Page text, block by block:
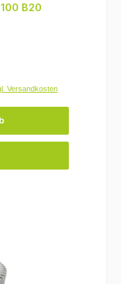
B20
Versandkosten